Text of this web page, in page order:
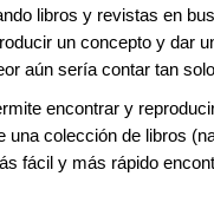
libros y revistas en
un concepto y dar
aún sería contar tan
encontrar y
colección de libros
fácil y más rápido